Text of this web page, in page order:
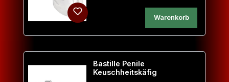
Warenkorb
Bastille Penile
Keuschheitskäfig